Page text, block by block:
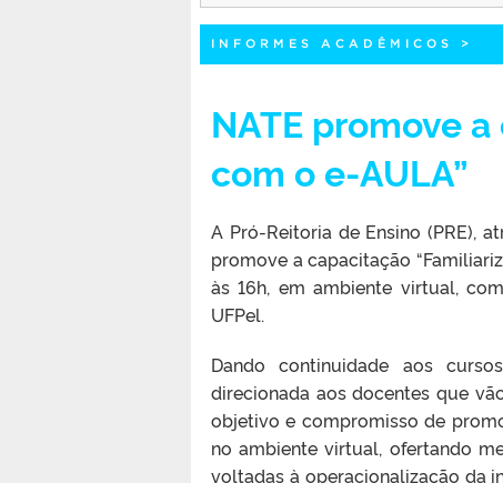
INFORMES ACADÊMICOS >
NATE promove
com o e-AULA”
A Pró-Reitoria de Ensino (PRE),
promove a capacitação
às 16h, em ambiente virtual,
UFPel.
Dando continuidade aos
direcionada aos docentes que
objetivo e compromisso de
no ambiente virtual, ofertando
voltadas à operacionalização da